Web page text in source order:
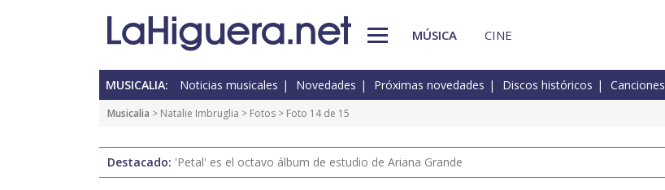
MÚSICA CINE
MUSICALIA: Noticias musicales Novedades Próximas novedades Discos históricos Canciones
Musicalia > Natalie Imbruglia > Fotos > Foto 14 de 15
Destacado: 'Petal' es el octavo álbum de estudio de Ariana Grande